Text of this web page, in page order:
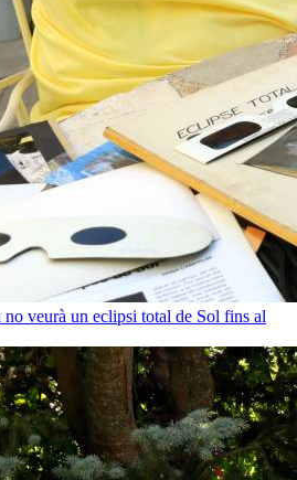
no veurà un eclipsi total de Sol fins al